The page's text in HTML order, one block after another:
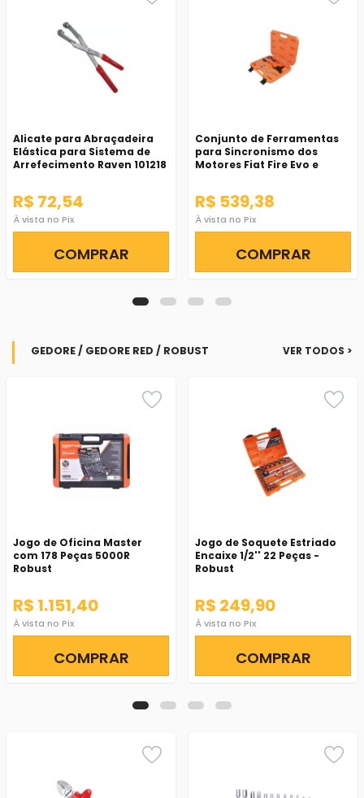
Alicate para Abraçadeira
Elástica para Sistema de
Arrefecimento Raven 101218
R$ 72,54
À vista no Pix
COMPRAR
Conjunto de Ferramentas
para Sincronismo dos
Motores Fiat Fire Evo e
R$ 539,38
À vista no Pix
COMPRAR
GEDORE / GEDORE RED / ROBUST VER TODOS >
Jogo de Oficina Master
com 178 Peças 5000R
Robust
R$ 1.151,40
À vista no Pix
COMPRAR
Jogo de Soquete Estriado
Encaixe 1/2'' 22 Peças -
Robust
R$ 249,90
À vista no Pix
COMPRAR